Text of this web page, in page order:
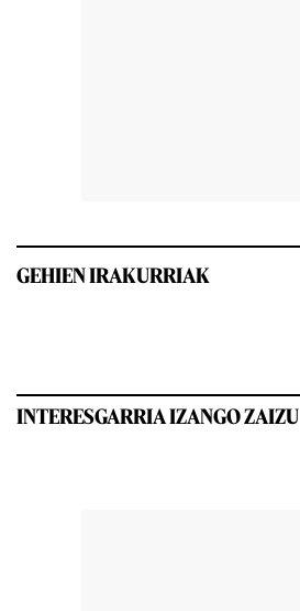
GEHIEN IRAKURRIAK
INTERESGARRIA IZANGO ZAIZU